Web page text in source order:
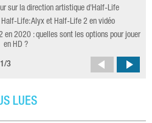
sur la direction artistique d'Half-Life
Half-Life: Alyx et Half-Life 2 en vidéo
en 2020 : quelles sont les options pour jouer
en HD ?
1 /3
LUES